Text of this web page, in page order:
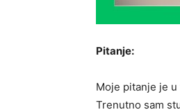
Pitanje:
Moje pitanje je
Trenutno sam